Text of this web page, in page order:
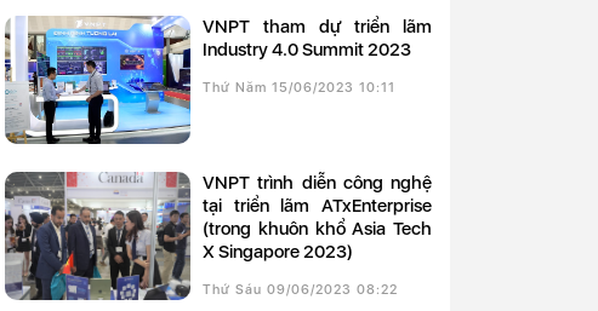
VNPT tham dự triển lãm
Industry 4.0 Summit 2023
Thứ Năm 15/06/2023 10:11
VNPT trình diễn công nghệ
tại triển lãm ATxEnterprise
(trong khuôn khổ Asia Tech
X Singapore 2023)
Thứ Sáu 09/06/2023 08:22